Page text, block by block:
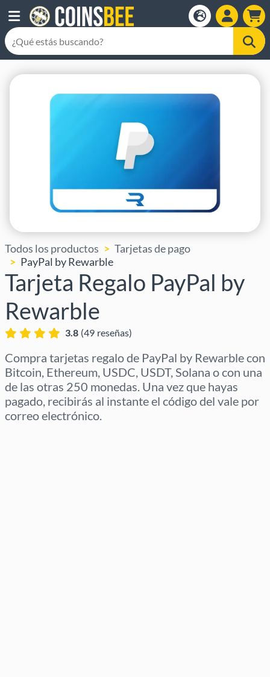
Todos los productos
Tarjetas de pago
PayPal by Rewarble
Tarjeta Regalo PayPal by
Rewarble
3.8 (49 reseñas)
Compra tarjetas regalo de PayPal by Rewarble con
Bitcoin, Ethereum, USDC, USDT, Solana o con una
de las otras 250 monedas. Una vez que hayas
pagado, recibirás al instante el código del vale por
correo electrónico.